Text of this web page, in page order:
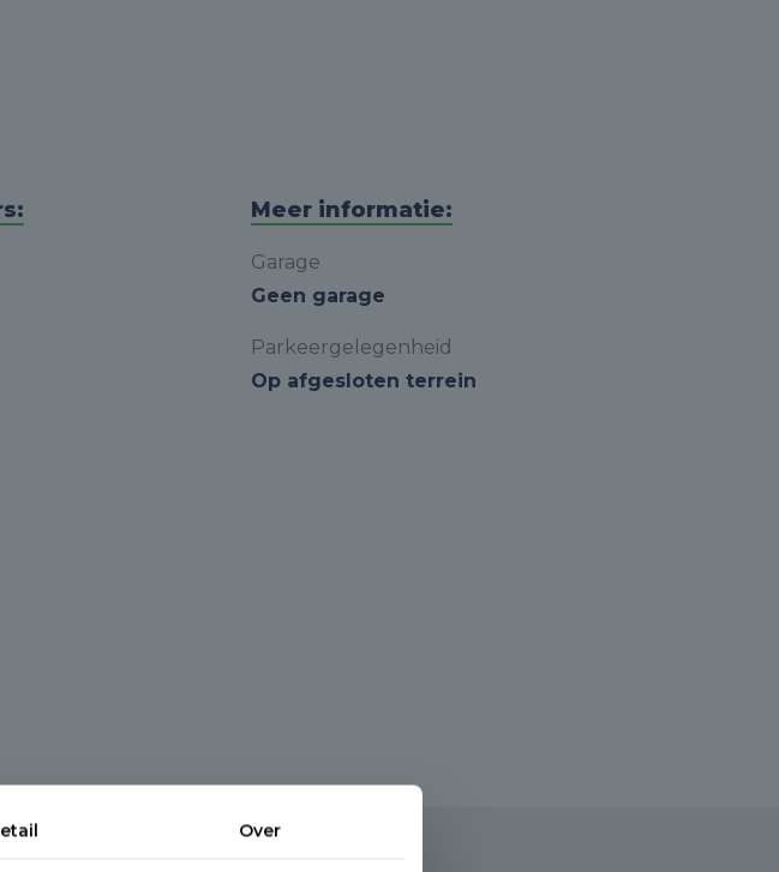
Meer informatie:
Garage
Geen garage
Parkeergelegenheid
Op afgesloten terrein
Over